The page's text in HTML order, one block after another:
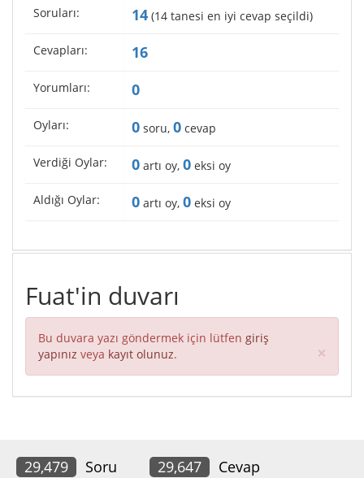
Soruları: 14 (14 tanesi en iyi cevap seçildi)
Cevapları: 16
Yorumları: 0
Oyları: 0 soru, 0 cevap
Verdiği Oylar: 0 artı oy, 0 eksi oy
Aldığı Oylar: 0 artı oy, 0 eksi oy
Fuat'in duvarı
Bu duvara yazı göndermek için lütfen giriş
yapınız veya kayıt olunuz. ×
29,479 Soru 29,647 Cevap